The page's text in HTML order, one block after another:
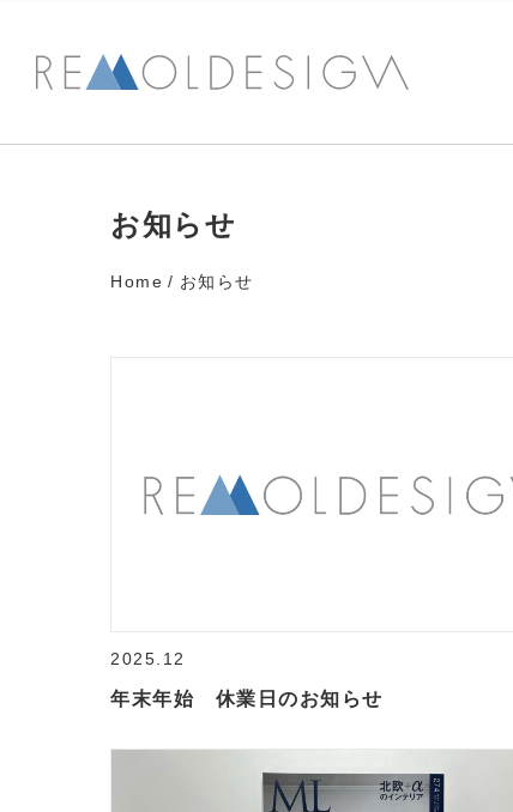
コンセプト デザイン
ZEH
コンセプト
お知らせ
Home お知らせ
2025.12
年末年始 休業日のお知らせ